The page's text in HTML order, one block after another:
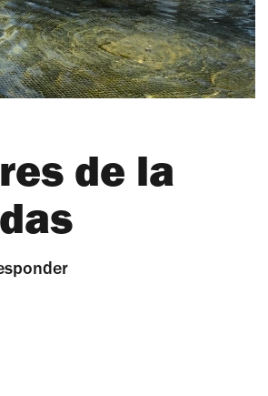
de la